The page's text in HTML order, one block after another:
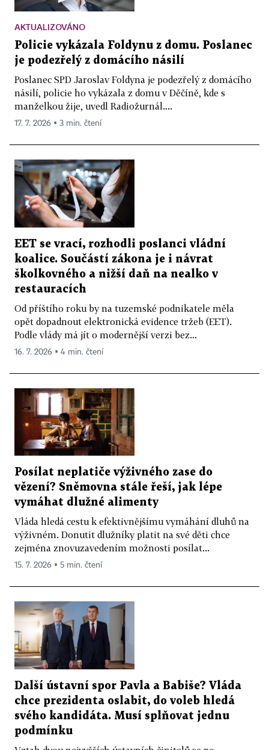
AKTUALIZOVÁNO
Policie vykázala Foldynu z domu. Poslanec
je podezřelý z domácího násilí
Poslanec SPD Jaroslav Foldyna je podezřelý z domácího
násilí, policie ho vykázala z domu v Děčíně, kde s
manželkou žije, uvedl Radiožurnál....
17. 7. 2026 ▪ 3 min. čtení
EET se vrací, rozhodli poslanci vládní
koalice. Součástí zákona je i návrat
školkovného a nižší daň na nealko v
restauracích
Od příštího roku by na tuzemské podnikatele měla
opět dopadnout elektronická evidence tržeb (EET).
Podle vlády má jít o modernější verzi bez...
16. 7. 2026 ▪ 4 min. čtení
Posílat neplatiče výživného zase do
vězení? Sněmovna stále řeší, jak lépe
vymáhat dlužné alimenty
Vláda hledá cestu k efektivnějšímu vymáhání dluhů na
výživném. Donutit dlužníky platit na své děti chce
zejména znovuzavedením možnosti posílat...
15. 7. 2026 ▪ 5 min. čtení
Další ústavní spor Pavla a Babiše? Vláda
chce prezidenta oslabit, do voleb hledá
svého kandidáta. Musí splňovat jednu
podmínku